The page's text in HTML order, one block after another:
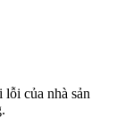
của nhà sản